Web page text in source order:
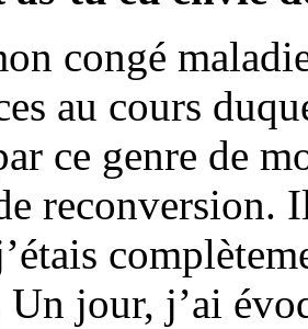
congé
au cours
ce genre de
reconversion.
Un jour, j’ai